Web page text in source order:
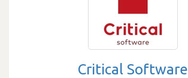
Critical Software